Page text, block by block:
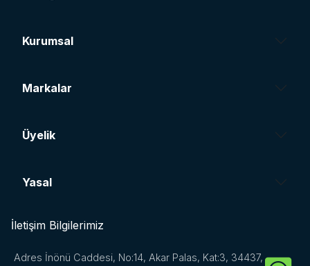
Kurumsal
Markalar
Üyelik
Yasal
İletişim Bilgilerimiz
Adres İnönü Caddesi, No:14, Akar Palas, Kat:3, 34437,